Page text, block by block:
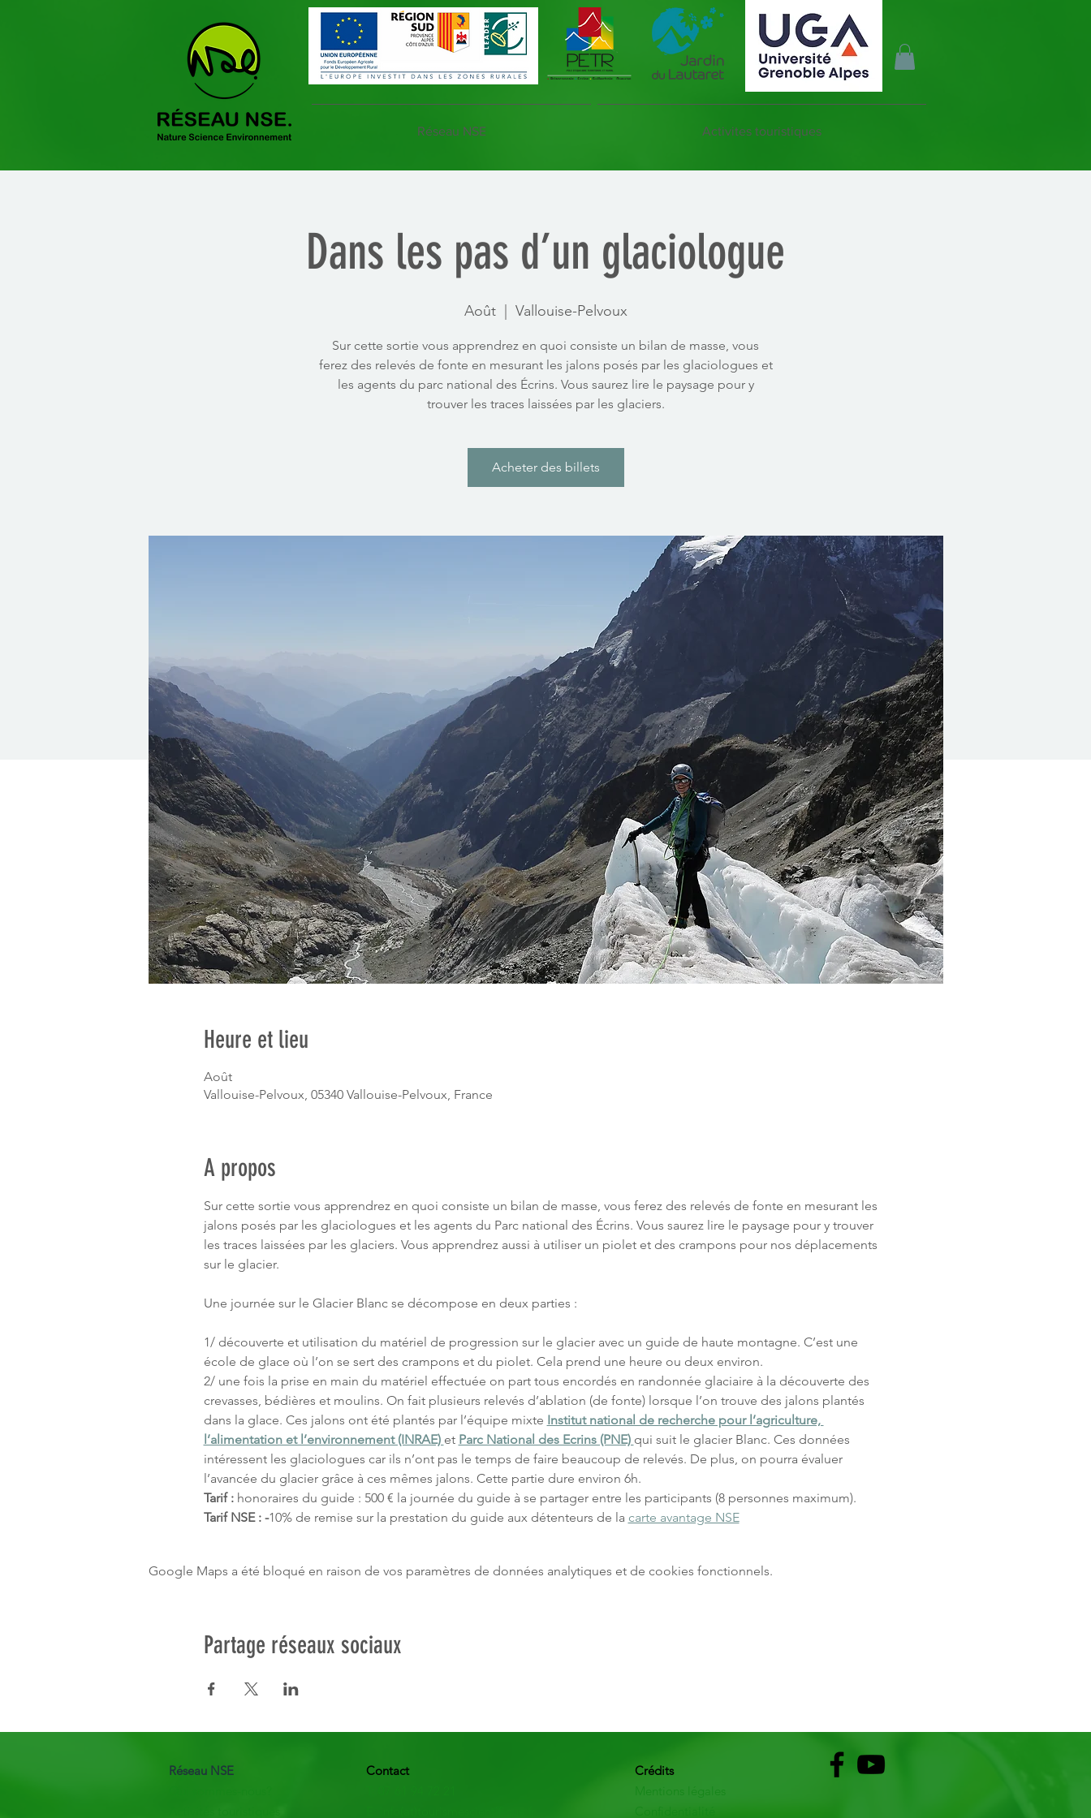
Réseau NSE Activites touristiques
Dans les pas d’un glaciologue
Août
  |
Vallouise-Pelvoux
Sur cette sortie vous apprendrez en quoi consiste un bilan de masse, vous
ferez des relevés de fonte en mesurant les jalons posés par les glaciologues et
les agents du parc national des Écrins. Vous saurez lire le paysage pour y
trouver les traces laissées par les glaciers.
Acheter des billets
Heure et lieu
Août
Vallouise-Pelvoux, 05340 Vallouise-Pelvoux, France
A propos
Sur cette sortie vous apprendrez en quoi consiste un bilan de masse, vous ferez des relevés de fonte en mesurant les
jalons posés par les glaciologues et les agents du Parc national des Écrins. Vous saurez lire le paysage pour y trouver
les traces laissées par les glaciers. Vous apprendrez aussi à utiliser un piolet et des crampons pour nos déplacements
sur le glacier.
Une journée sur le Glacier Blanc se décompose en deux parties :
1/ découverte et utilisation du matériel de progression sur le glacier avec un guide de haute montagne. C’est une
école de glace où l’on se sert des crampons et du piolet. Cela prend une heure ou deux environ.
2/ une fois la prise en main du matériel effectuée on part tous encordés en randonnée glaciaire à la découverte des
crevasses, bédières et moulins. On fait plusieurs relevés d’ablation (de fonte) lorsque l’on trouve des jalons plantés
dans la glace. Ces jalons ont été plantés par l’équipe mixte Institut national de recherche pour l’agriculture,
l’alimentation et l’environnement (INRAE) et Parc National des Ecrins (PNE) qui suit le glacier Blanc. Ces données
intéressent les glaciologues car ils n’ont pas le temps de faire beaucoup de relevés. De plus, on pourra évaluer
l’avancée du glacier grâce à ces mêmes jalons. Cette partie dure environ 6h.
Tarif : honoraires du guide : 500 € la journée du guide à se partager entre les participants (8 personnes maximum).
Tarif NSE : -10% de remise sur la prestation du guide aux détenteurs de la carte avantage NSE
Google Maps a été bloqué en raison de vos paramètres de données analytiques et de cookies fonctionnels.
Partage réseaux sociaux
Réseau NSE
Contact
Crédits